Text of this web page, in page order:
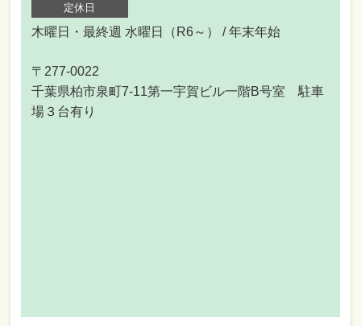
定休日
木曜日・最終週 水曜日（R6～） / 年末年始
〒277-0022
千葉県柏市泉町7-11第一宇賀ビル一階B号室 駐車
場３台有り